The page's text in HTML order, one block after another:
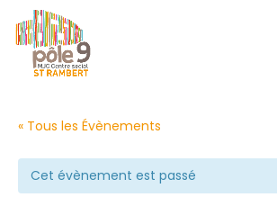
« Tous les Évènements
Cet évènement est passé